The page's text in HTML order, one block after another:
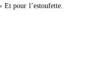
Et pour l’estoufette.